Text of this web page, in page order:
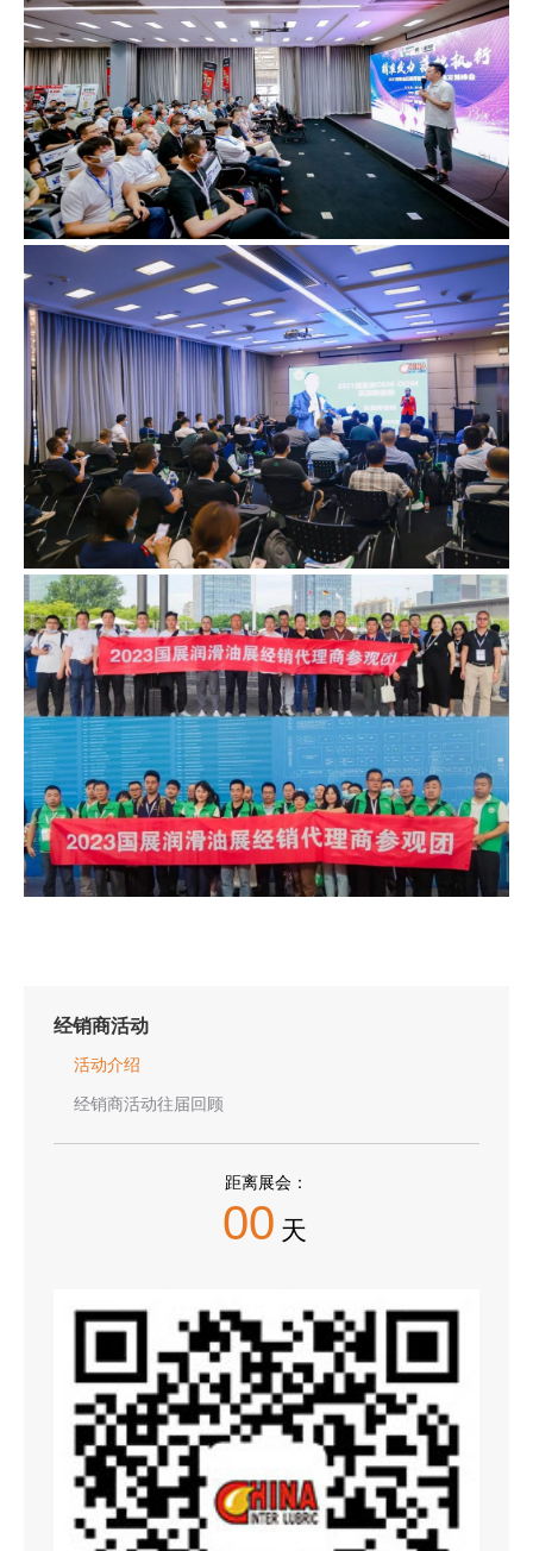
经销商活动
活动介绍
经销商活动往届回顾
距离展会：
00 天